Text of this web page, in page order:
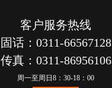
客户服务热线
固话：0311-66567128
传真：0311-86956106
周一至周日8：30-18：00